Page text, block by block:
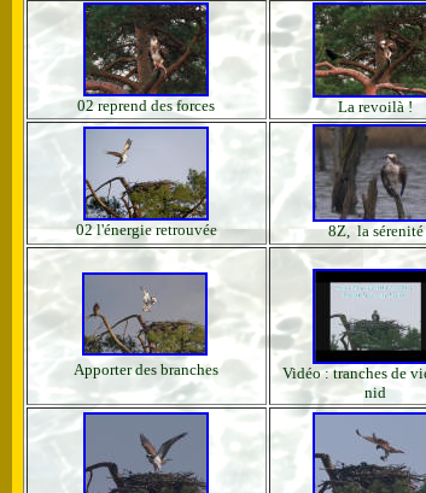
02 reprend des forces La revoilà !
02 l'énergie retrouvée 8Z, la sérenité
Apporter des branches
Vidéo : tranches de
nid